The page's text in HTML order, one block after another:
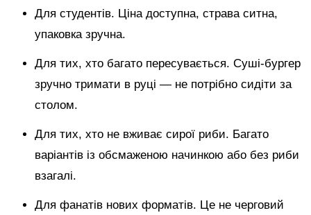
Для студентів. Ціна доступна, страва ситна,
упаковка зручна.
Для тих, хто багато пересувається. Суші-бургер
зручно тримати в руці — не потрібно сидіти за
столом.
Для тих, хто не вживає сирої риби. Багато
варіантів із обсмаженою начинкою або без риби
взагалі.
Для фанатів нових форматів. Це не черговий